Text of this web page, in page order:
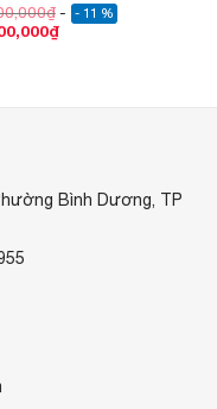
₫ - 11 %
₫
Bình Dương, TP